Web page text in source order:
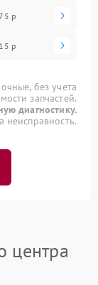
р
р
без учета
запчастей.
диагностику.
центра